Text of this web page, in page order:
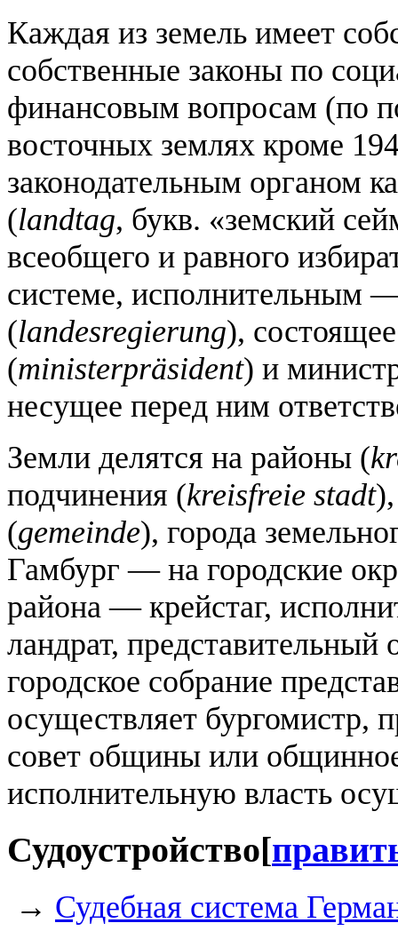
Каждая из земель имеет
собственные законы по
финансовым вопросам (по
восточных землях кроме
законодательным органом
(landtag, букв. «земский
всеобщего и равного
системе, исполнительным
(landesregierung),
(ministerpräsident) и
несущее перед ним
Земли делятся на районы (
подчинения (kreisfreie stadt
(gemeinde), города
Гамбург — на городские
района — крейстаг,
ландрат,
городское собрание
осуществляет
совет общины или
исполнительную власть
Судоустройство[
→ Судебная система